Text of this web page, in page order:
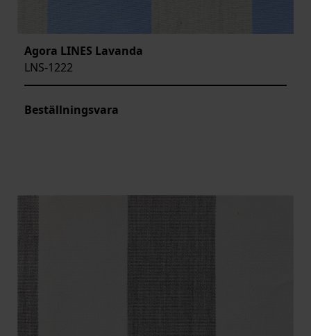
Agora LINES Lavanda
LNS-1222
Beställningsvara